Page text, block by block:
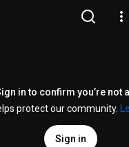
in to confirm you’re not
protect our community.
Sign in